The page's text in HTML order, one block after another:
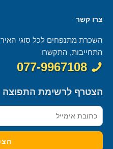
צרו קשר
השכרת מתנפחים לכל סוגי
התחייבות, התקשרו
077-9967108
הצטרף לרשימת התפוצה